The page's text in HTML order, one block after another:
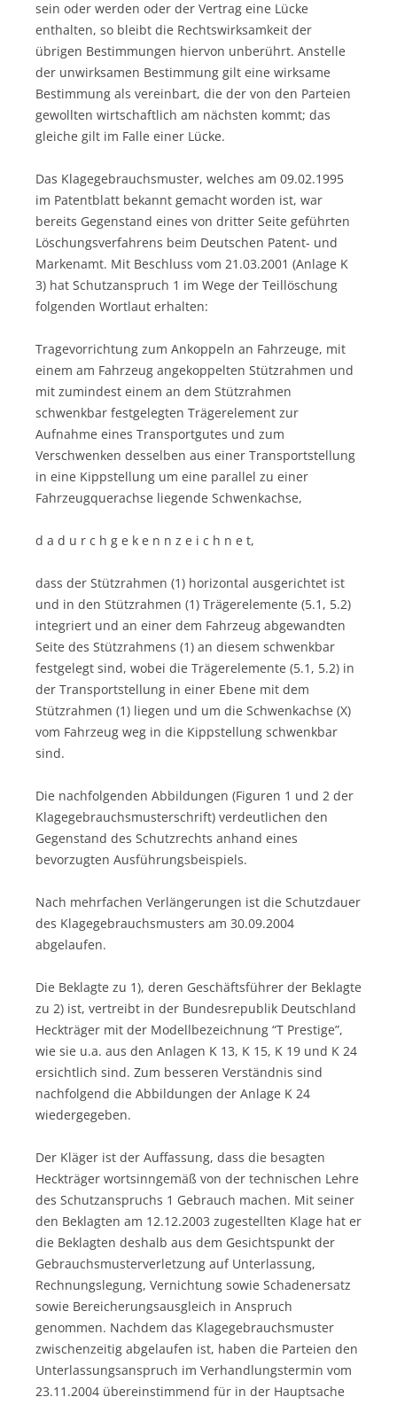
sein oder werden oder der Vertrag eine Lücke
enthalten, so bleibt die Rechtswirksamkeit der
übrigen Bestimmungen hiervon unberührt. Anstelle
der unwirksamen Bestimmung gilt eine wirksame
Bestimmung als vereinbart, die der von den Parteien
gewollten wirtschaftlich am nächsten kommt; das
gleiche gilt im Falle einer Lücke.
Das Klagegebrauchsmuster, welches am 09.02.1995
im Patentblatt bekannt gemacht worden ist, war
bereits Gegenstand eines von dritter Seite geführten
Löschungsverfahrens beim Deutschen Patent- und
Markenamt. Mit Beschluss vom 21.03.2001 (Anlage K
3) hat Schutzanspruch 1 im Wege der Teillöschung
folgenden Wortlaut erhalten:
Tragevorrichtung zum Ankoppeln an Fahrzeuge, mit
einem am Fahrzeug angekoppelten Stützrahmen und
mit zumindest einem an dem Stützrahmen
schwenkbar festgelegten Trägerelement zur
Aufnahme eines Transportgutes und zum
Verschwenken desselben aus einer Transportstellung
in eine Kippstellung um eine parallel zu einer
Fahrzeugquerachse liegende Schwenkachse,
d a d u r c h g e k e n n z e i c h n e t,
dass der Stützrahmen (1) horizontal ausgerichtet ist
und in den Stützrahmen (1) Trägerelemente (5.1, 5.2)
integriert und an einer dem Fahrzeug abgewandten
Seite des Stützrahmens (1) an diesem schwenkbar
festgelegt sind, wobei die Trägerelemente (5.1, 5.2) in
der Transportstellung in einer Ebene mit dem
Stützrahmen (1) liegen und um die Schwenkachse (X)
vom Fahrzeug weg in die Kippstellung schwenkbar
sind.
Die nachfolgenden Abbildungen (Figuren 1 und 2 der
Klagegebrauchsmusterschrift) verdeutlichen den
Gegenstand des Schutzrechts anhand eines
bevorzugten Ausführungsbeispiels.
Nach mehrfachen Verlängerungen ist die Schutzdauer
des Klagegebrauchsmusters am 30.09.2004
abgelaufen.
Die Beklagte zu 1), deren Geschäftsführer der Beklagte
zu 2) ist, vertreibt in der Bundesrepublik Deutschland
Heckträger mit der Modellbezeichnung “T Prestige”,
wie sie u.a. aus den Anlagen K 13, K 15, K 19 und K 24
ersichtlich sind. Zum besseren Verständnis sind
nachfolgend die Abbildungen der Anlage K 24
wiedergegeben.
Der Kläger ist der Auffassung, dass die besagten
Heckträger wortsinngemäß von der technischen Lehre
des Schutzanspruchs 1 Gebrauch machen. Mit seiner
den Beklagten am 12.12.2003 zugestellten Klage hat er
die Beklagten deshalb aus dem Gesichtspunkt der
Gebrauchsmusterverletzung auf Unterlassung,
Rechnungslegung, Vernichtung sowie Schadenersatz
sowie Bereicherungsausgleich in Anspruch
genommen. Nachdem das Klagegebrauchsmuster
zwischenzeitig abgelaufen ist, haben die Parteien den
Unterlassungsanspruch im Verhandlungstermin vom
23.11.2004 übereinstimmend für in der Hauptsache